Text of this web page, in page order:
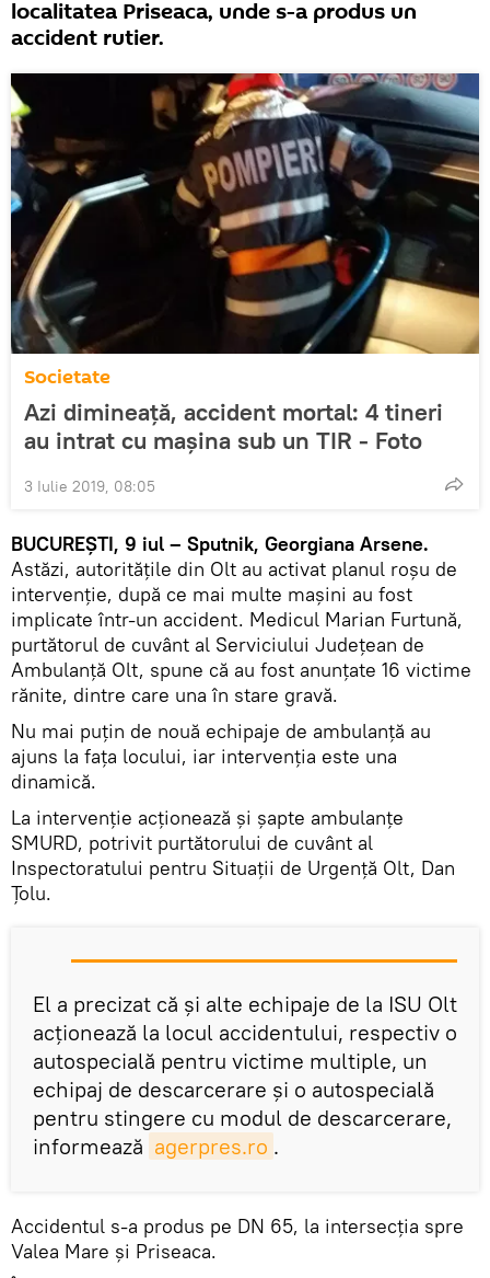
localitatea Priseaca, unde s-a produs un
accident rutier.
Societate
Azi dimineaţă, accident mortal: 4 tineri
au intrat cu maşina sub un TIR - Foto
3 Iulie 2019, 08:05
BUCUREȘTI, 9 iul – Sputnik, Georgiana Arsene.
Astăzi, autoritățile din Olt au activat planul roșu de
intervenție, după ce mai multe mașini au fost
implicate într-un accident. Medicul Marian Furtună,
purtătorul de cuvânt al Serviciului Județean de
Ambulanță Olt, spune că au fost anunțate 16 victime
rănite, dintre care una în stare gravă.
Nu mai puțin de nouă echipaje de ambulanță au
ajuns la fața locului, iar intervenția este una
dinamică.
La intervenție acționează și șapte ambulanțe
SMURD, potrivit purtătorului de cuvânt al
Inspectoratului pentru Situații de Urgență Olt, Dan
Țolu.
El a precizat că și alte echipaje de la ISU Olt
acționează la locul accidentului, respectiv o
autospecială pentru victime multiple, un
echipaj de descarcerare și o autospecială
pentru stingere cu modul de descarcerare,
informează agerpres.ro .
Accidentul s-a produs pe DN 65, la intersecţia spre
Valea Mare şi Priseaca.